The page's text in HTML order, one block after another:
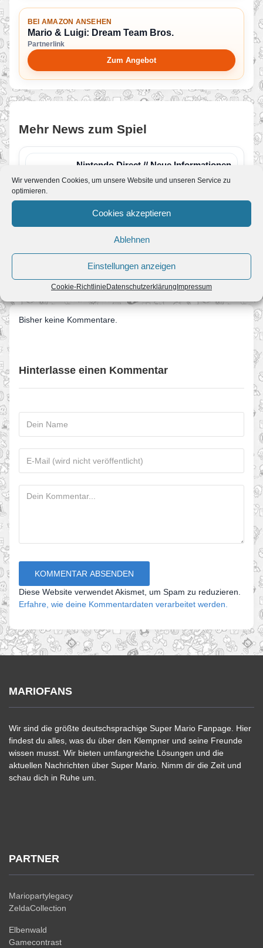
Wir verwenden Cookies, um unsere Website und unseren Service zu
optimieren.
Cookies akzeptieren
Ablehnen
Einstellungen anzeigen
Cookie-RichtlinieDatenschutzerklärungImpressum
BEI AMAZON ANSEHEN
Mario & Luigi: Dream Team Bros.
Partnerlink
Zum Angebot
Mehr News zum Spiel
Nintendo Direct // Neue Informationen
zu Mario & Luigi: Dream Team Bros.
In der heutigen Nintendo Direct-Ausgabe wurde
einiges zur Story vom vierten Teil der Serie
bekannt gegeben. So spielen…
← Neues Mario Golf im Sommer
Bisher keine Kommentare.
Hinterlasse einen Kommentar
Diese Website verwendet Akismet, um Spam zu reduzieren.
Erfahre, wie deine Kommentardaten verarbeitet werden.
MARIOFANS
Wir sind die größte deutschsprachige Super Mario Fanpage. Hier
findest du alles, was du über den Klempner und seine Freunde
wissen musst. Wir bieten umfangreiche Lösungen und die
aktuellen Nachrichten über Super Mario. Nimm dir die Zeit und
schau dich in Ruhe um.
PARTNER
Mariopartylegacy
ZeldaCollection
Elbenwald
Gamecontrast